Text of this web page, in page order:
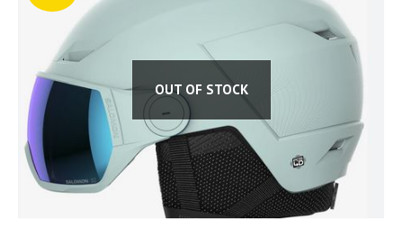
OUT OF STOCK